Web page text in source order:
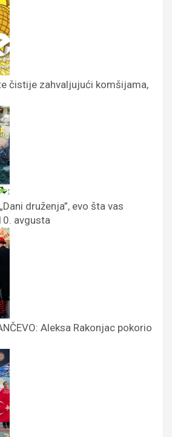
čistije zahvaljujući komšijama,
druženja”, evo šta vas
avgusta
Aleksa Rakonjac pokorio